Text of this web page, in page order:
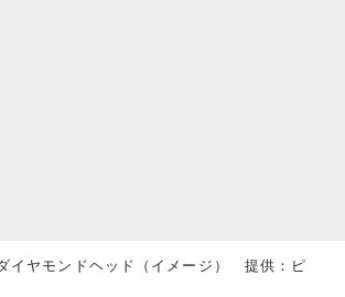
イヤモンドヘッド（イメージ） 提供：ピ